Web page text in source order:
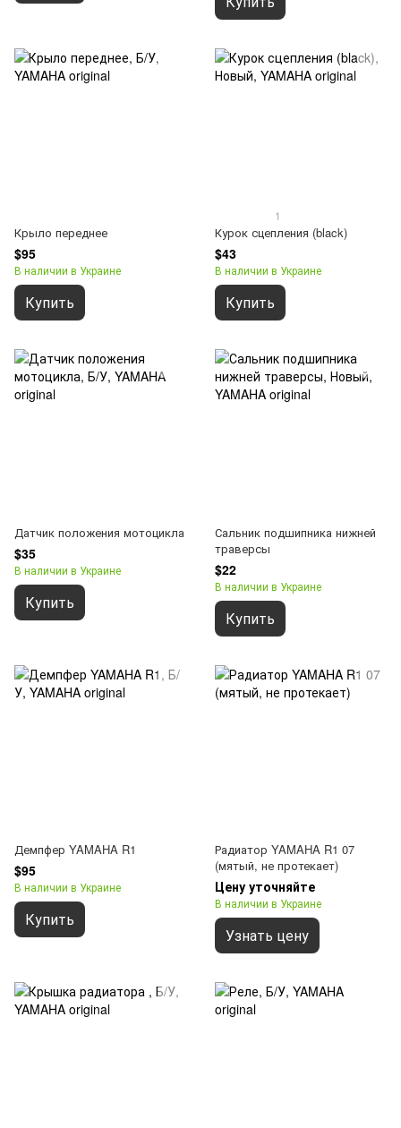
Крыло переднее
$95
В наличии в Украине
Купить
1
Курок сцепления (black)
$43
В наличии в Украине
Купить
Датчик положения мотоцикла
$35
В наличии в Украине
Купить
Сальник подшипника нижней
траверсы
$22
В наличии в Украине
Купить
Демпфер YAMAHA R1
$95
В наличии в Украине
Купить
Радиатор YAMAHA R1 07
(мятый, не протекает)
Цену уточняйте
В наличии в Украине
Узнать цену